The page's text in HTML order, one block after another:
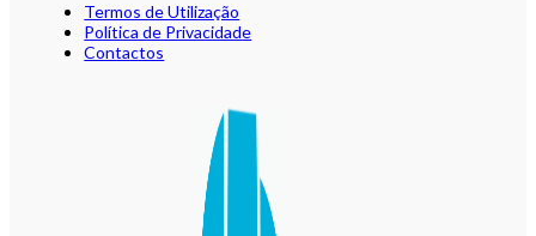
Termos de Utilização
Política de Privacidade
Contactos